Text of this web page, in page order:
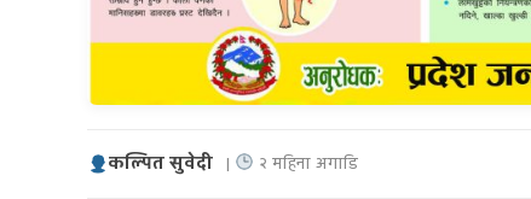
कल्पित सुवेदी | २ महिना अगाडि